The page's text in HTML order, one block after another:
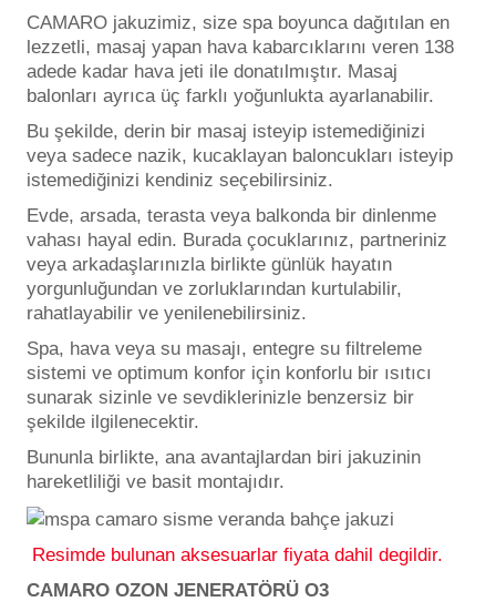
Düşürücü
Havuz Filtre
Havuz Kış Kimyasalı
Kalsiyum Hipoklorit
Süper Pool
Tuz
Endüstriyel Blower
Ayak Havuzu
Bahçe Havuz
Havuz Robotu Yedek
Dalgıç Pompa
Dezenfeksiyon
Havuz Güvenlik
Havuz
Kapağı
CAMARO jakuzimiz, size spa boyunca dağıtılan en
lezzetli, masaj yapan hava kabarcıklarını veren 138
adede kadar hava jeti ile donatılmıştır. Masaj
balonları ayrıca üç farklı yoğunlukta ayarlanabilir.
Bu şekilde, derin bir masaj isteyip istemediğinizi
veya sadece nazik, kucaklayan baloncukları isteyip
istemediğinizi kendiniz seçebilirsiniz.
Evde, arsada, terasta veya balkonda bir dinlenme
vahası hayal edin. Burada çocuklarınız, partneriniz
veya arkadaşlarınızla birlikte günlük hayatın
yorgunluğundan ve zorluklarından kurtulabilir,
rahatlayabilir ve yenilenebilirsiniz.
Spa, hava veya su masajı, entegre su filtreleme
sistemi ve optimum konfor için konforlu bir ısıtıcı
sunarak sizinle ve sevdiklerinizle benzersiz bir
şekilde ilgilenecektir.
Bununla birlikte, ana avantajlardan biri jakuzinin
hareketliliği ve basit montajıdır.
Resimde bulunan aksesuarlar fiyata dahil degildir.
CAMARO OZON JENERATÖRÜ O3